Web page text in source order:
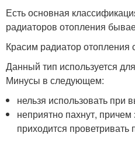
Есть основная
радиаторов отопления
Красим радиатор отопления
Данный тип используется
Минусы в следующем:
нельзя использовать при
неприятно пахнут,
приходится